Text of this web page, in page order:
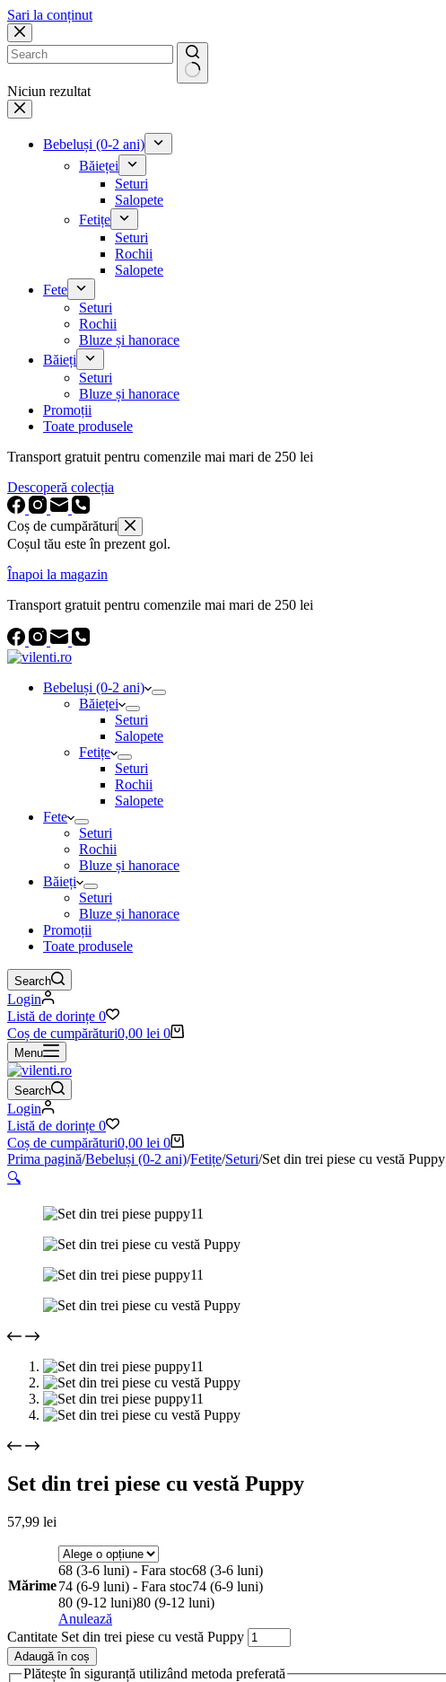
Sari la conținut
Niciun rezultat
Bebeluși (0-2 ani)
Băieței
Seturi
Salopete
Fetițe
Seturi
Rochii
Salopete
Fete
Seturi
Rochii
Bluze și hanorace
Băieți
Seturi
Bluze și hanorace
Promoții
Toate produsele
Transport gratuit pentru comenzile mai mari de 250 lei
Descoperă colecția
Coș de cumpărături
Coșul tău este în prezent gol.
Înapoi la magazin
Transport gratuit pentru comenzile mai mari de 250 lei
Bebeluși (0-2 ani)
Băieței
Seturi
Salopete
Fetițe
Seturi
Rochii
Salopete
Fete
Seturi
Rochii
Bluze și hanorace
Băieți
Seturi
Bluze și hanorace
Promoții
Toate produsele
Search
Login
Listă de dorințe 0
Coș de cumpărături0,00 lei 0
Menu
Search
Login
Listă de dorințe 0
Coș de cumpărături0,00 lei 0
Prima pagină/Bebeluși (0-2 ani)/Fetițe/Seturi/Set din trei piese cu vestă Puppy
🔍
Set din trei piese cu vestă Puppy
57,99 lei
Mărime
68 (3-6 luni) - Fara stoc68 (3-6 luni)
74 (6-9 luni) - Fara stoc74 (6-9 luni)
80 (9-12 luni)80 (9-12 luni)
Anulează
Cantitate Set din trei piese cu vestă Puppy
Adaugă în coș
Plătește în siguranță utilizând metoda preferată